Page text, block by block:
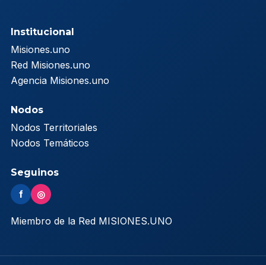
Institucional
Misiones.uno
Red Misiones.uno
Agencia Misiones.uno
Nodos
Nodos Territoriales
Nodos Temáticos
Seguinos
f ◎
Miembro de la Red MISIONES.UNO